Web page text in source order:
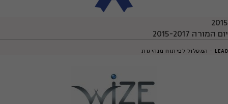
2015
יום המורה 2015-2017
LEAD - המסלול לפיתוח מנהיגות